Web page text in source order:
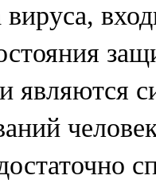
вируса,
являются